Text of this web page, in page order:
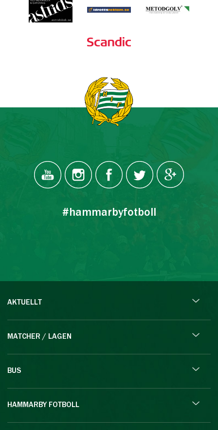
#hammarbyfotboll
AKTUELLT
MATCHER / LAGEN
BUS
HAMMARBY FOTBOLL